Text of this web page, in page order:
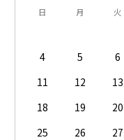
日 月 火
4
5 6
11
12 13
18
19 20
25
26 27